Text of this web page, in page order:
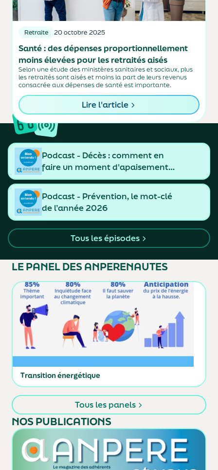
Retraite 20 octobre 2025
Santé : des dépenses proportionnellement
moins élevées pour les retraités aisés
Selon une étude des ministères sanitaires et sociaux, plus
les retraités sont aisés et moins la part de leurs revenus
consacrée aux dépenses de santé est importante.
Lire l'article
Podcast - Décès : comment en
faire un moment d'apaisement
et de resserrement des liens
Podcast - Prévention, le mot-clé
de l’année 2026
Tous les épisodes
LE PANELDES ANPERENAUTES
Transition énergétique
Tous les panels
NOS PUBLICATIONS